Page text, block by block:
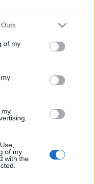
one or more Google
You may click to
its third-party tags to
in below Google
of my
my
of my
with the
rajzolni a Moravcsik
Galéria által
célja felhívni a
Zinelli